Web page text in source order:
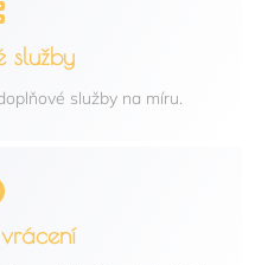
služby
služby na míru.